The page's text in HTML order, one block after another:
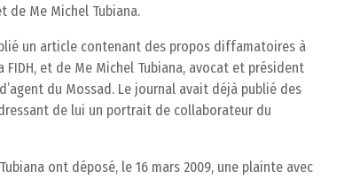
de Me Michel Tubiana.
un article contenant des propos diffamatoires à
et de Me Michel Tubiana, avocat et président
du Mossad. Le journal avait déjà publié des
de lui un portrait de collaborateur du
ont déposé, le 16 mars 2009, une plainte avec